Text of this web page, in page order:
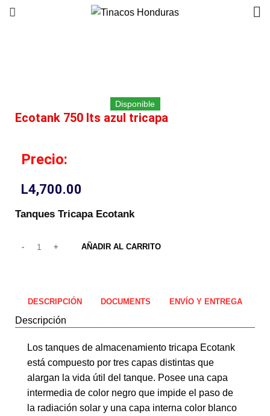
Disponible
Ecotank 750 lts azul tricapa
Precio:
L4,700.00
Tanques Tricapa Ecotank
AÑADIR AL CARRITO
DESCRIPCIÓN DOCUMENTS ENVÍO Y ENTREGA
Descripción
Los tanques de almacenamiento tricapa Ecotank
está compuesto por tres capas distintas que
alargan la vida útil del tanque. Posee una capa
intermedia de color negro que impide el paso de
la radiación solar y una capa interna color blanco